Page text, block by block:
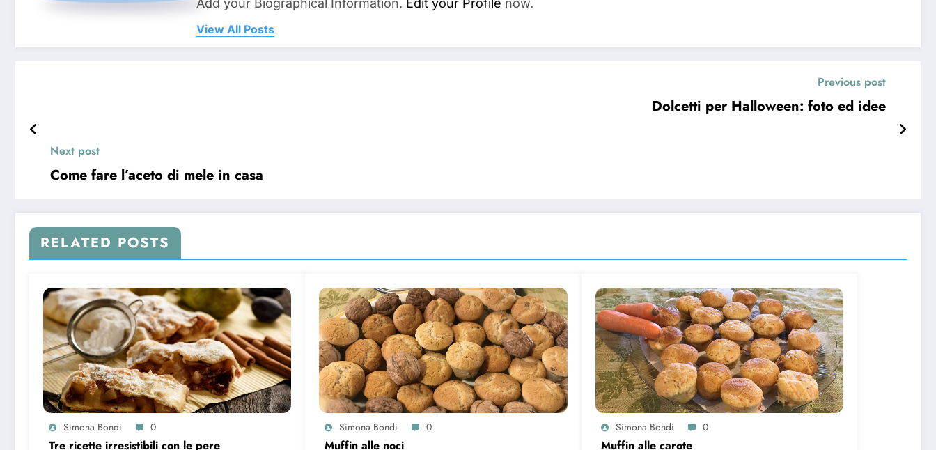
Add your Biographical Information. Edit your Profile now.
View All Posts
Previous post
Dolcetti per Halloween: foto ed idee
Next post
Come fare l’aceto di mele in casa
RELATED POSTS
Simona Bondi 0
Tre ricette irresistibili con le pere
Simona Bondi 0
Muffin alle noci
Simona Bondi 0
Muffin alle carote